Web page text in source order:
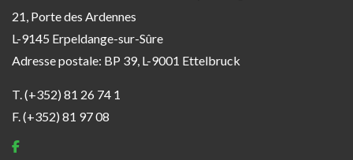
21, Porte des Ardennes
L-9145 Erpeldange-sur-Sûre
Adresse postale: BP 39, L-9001 Ettelbruck
T. (+352) 81 26 74 1
F. (+352) 81 97 08